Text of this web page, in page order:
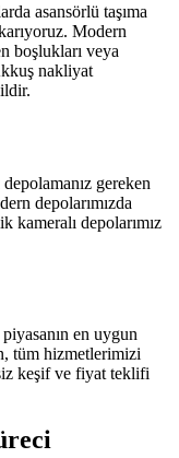
asansörlü taşıma
Modern
boşlukları veya
nakliyat
gereken
depolarımızda
kameralı depolarımız
en uygun
tüm hizmetlerimizi
keşif ve fiyat teklifi